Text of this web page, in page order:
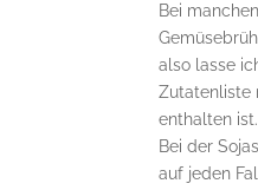
Bei
also lasse
Zutatenliste
enthalten
Bei der
auf jeden